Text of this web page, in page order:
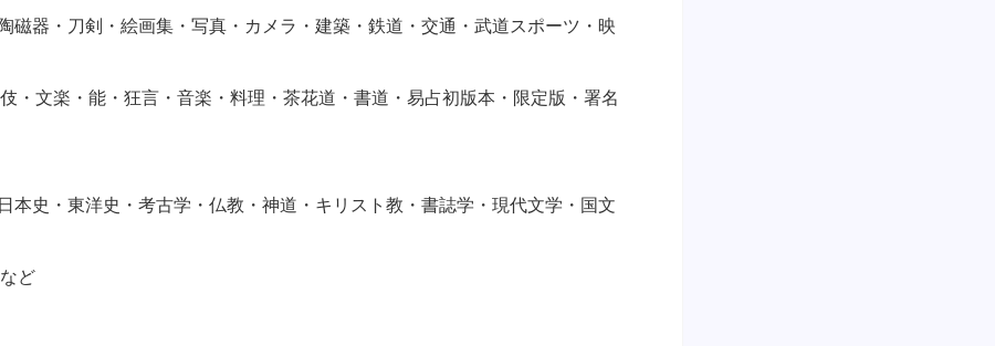
磁器・刀剣・絵画集・写真・カメラ・建築・鉄道・交通・武道スポーツ・映
・文楽・能・狂言・音楽・料理・茶花道・書道・易占初版本・限定版・署名
本史・東洋史・考古学・仏教・神道・キリスト教・書誌学・現代文学・国文
ど